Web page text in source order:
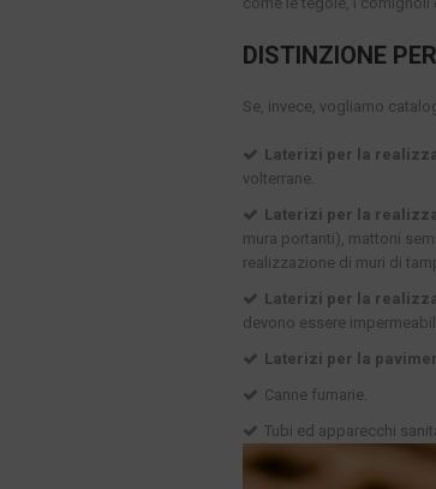
DISTINZIONE
Se, invece, vogliamo
Laterizi per la
volterrane.
Laterizi per la
mura portanti), mattoni
realizzazione di muri di
Laterizi per la
devono essere
Laterizi per la
Canne fumarie.
Tubi ed apparecchi